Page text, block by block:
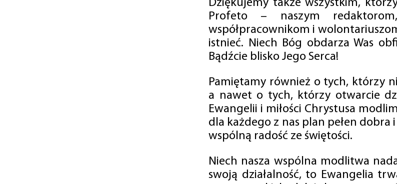
Dziękujemy także wszystkim,
Profeto – naszym
współpracownikom i
istnieć. Niech Bóg obdarza Was
Bądźcie blisko Jego Serca!
Pamiętamy również o tych, którzy
a nawet o tych, którzy otwarcie
Ewangelii i miłości Chrystusa
dla każdego z nas plan pełen dobra
wspólną radość ze świętości.
Niech nasza wspólna modlitwa
swoją działalność, to Ewangelia